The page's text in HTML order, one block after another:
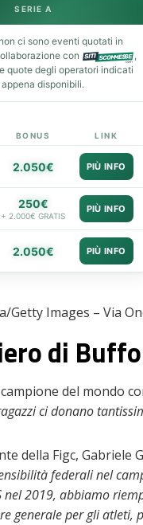
SERIE A
ci sono eventi quotati in
con
,
quote degli operatori indicati
appena disponibili.
BONUS LINK
2.050€ PIÙ INFO
250€
+ 2.000€ GRATIS
PIÙ INFO
2.050€ PIÙ INFO
Getty Images – Via
di
del mondo
ci donano
della Figc, Gabriele
federali nel
2019, abbiamo
generale per gli